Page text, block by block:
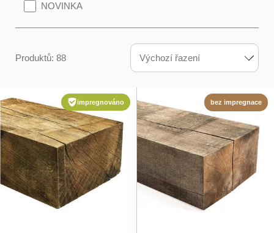
Výchozí řazení
NOVINKA
Produktů: 88
impregnováno bez impregnace